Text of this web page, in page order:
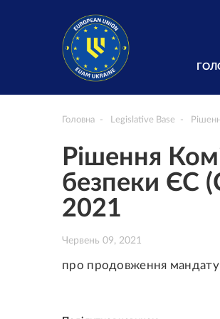
Головна Legislative Base
Рішення
безпеки ЄС
2021
Червень 09, 2021
про продовження мандату